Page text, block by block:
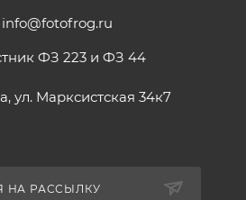
info@fotofrog.ru
ФЗ 223 и ФЗ 44
ул. Марксистская 34к7
НА РАССЫЛКУ